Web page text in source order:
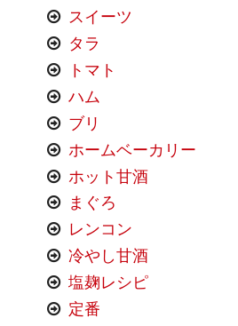
スイーツ
タラ
トマト
ハム
ブリ
ホームベーカリー
ホット甘酒
まぐろ
レンコン
冷やし甘酒
塩麹レシピ
定番